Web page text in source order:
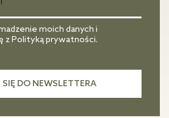
moich danych i
z Polityką prywatności.